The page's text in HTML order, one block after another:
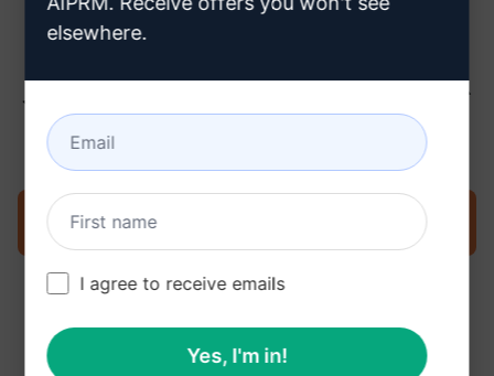
ステップ3 : ChatGPTでプロンプトを
今すぐChatGPTでプロンプトを試す
elsewhere.
I agree to receive emails
Yes, I'm in!